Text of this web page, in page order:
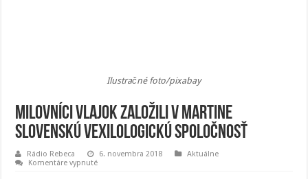
Ilustračné foto/pixabay
Milovníci vlajok založili v Martine
Slovenskú vexilologickú spoločnosť
Rádio Rebeca 6. novembra 2018
Aktuálne
Komentáre vypnuténa